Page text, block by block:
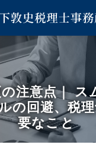
注意点｜ ス
の回避、税
要なこと